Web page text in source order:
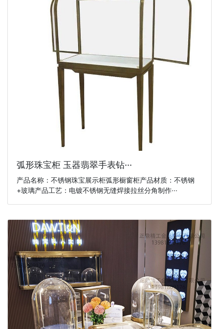
弧形珠宝柜 玉器翡翠手表钻···
产品名称：不锈钢珠宝展示柜弧形橱窗柜产品材质：不锈钢
+玻璃产品工艺：电镀不锈钢无缝焊接拉丝分角制作···